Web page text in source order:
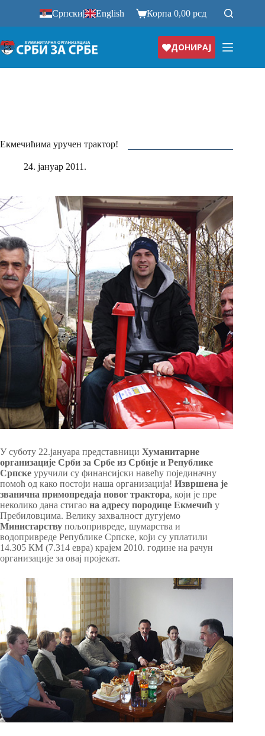
Српски| English Корпа0,00рсд
ДОНИРАЈ
Екмечићима уручен трактор!
24. јануар 2011.
У суботу 22.јануара представници Хуманитарне
организације Срби за Србе из Србије и Републике
Српске уручили су финансијски навећу појединачну
помоћ од како постоји наша организација! Извршена је
званична примопредаја новог трактора, који је пре
неколико дана стигао на адресу породице Екмечић у
Пребиловцима. Велику захвалност дугујемо
Министарству пољопривреде, шумарства и
водопривреде Републике Српске, који су уплатили
14.305 КМ (7.314 евра) крајем 2010. године на рачун
организације за овај пројекат.